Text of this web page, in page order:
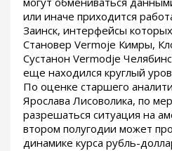
или иначе приходится
Заинск, интерфейсы
Становер Vermoje Кимры,
Сустанон Vermodje
еще находился круглый
По оценке старшего
Ярослава Лисоволика, по
разрешаться ситуация на
втором полугодии может
динамике курса рубль-